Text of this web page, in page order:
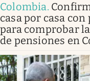
Colombia.
casa por casa
para comprobar
de pensiones en